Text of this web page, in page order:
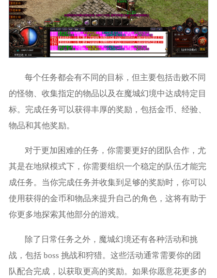
每个任务都会有不同的目标，但主要包括击败不同
的怪物、收集指定的物品以及在魔城幻境中达成特定目
标。完成任务可以获得丰厚的奖励，包括金币、经验、
物品和其他奖励。
对于更加困难的任务，你需要更好的团队合作，尤
其是在地狱模式下，你需要组织一个稳定的队伍才能完
成任务。当你完成任务并收集到足够的奖励时，你可以
使用获得的金币和物品来提升自己的角色，这将有助于
你更多地探索其他部分的游戏。
除了日常任务之外，魔城幻境还有各种活动和挑
战，包括 boss 挑战和狩猎。这些活动通常需要你的团
队配合完成，以获取更高的奖励。如果你愿意花更多的